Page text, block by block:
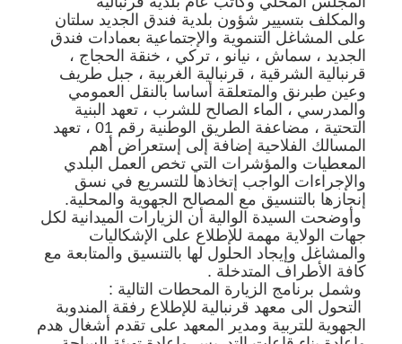
والمكلف بتسيير شؤون بلدية فندق الجديد سلتان
على المشاغل التنموية والإجتماعية بعمادات فندق
الجديد ، سماش ، نيانو ، تركي ، خنقة الحجاج ،
قرنبالية الشرقية ، قرنبالية الغربية ، جبل طريف
وعين طبرنق والمتعلقة أساسا بالنقل العمومي
والمدرسي ، الماء الصالح للشرب ، تعهد البنية
التحتية ، مضاعفة الطريق الوطنية رقم 01 ، تعهد
المسالك الفلاحية إضافة إلى إستعراض أهم
المعطيات والمؤشرات التي تخص العمل البلدي
والإجراءات الواجب إتخاذها للتسريع في نسق
إنجازها بالتنسيق مع المصالح الجهوية والمحلية.
وأوضحت السيدة الوالية أن الزيارات الميدانية لكل
جهات الولاية مهمة للإطلاع على الإشكاليات
والمشاغل وإيجاد الحلول لها بالتنسيق والمتابعة مع
كافة الأطراف المتدخلة .
️ وشمل برنامج الزيارة المحطات التالية :
التحول الى معهد قرنبالية للإطلاع رفقة المندوبة
الجهوية للتربية ومدير المعهد على تقدم أشغال هدم